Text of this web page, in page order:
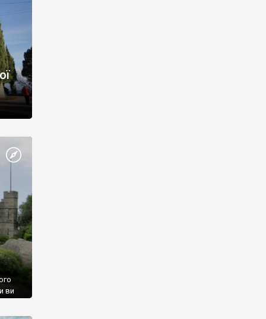
ви